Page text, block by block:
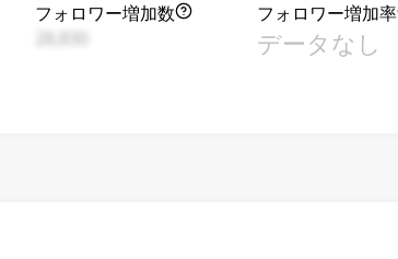
フォロワー増加数
フォロワー増加率
データなし